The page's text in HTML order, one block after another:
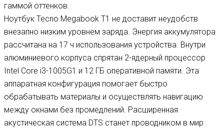
гаммой оттенков.
Ноутбук Tecno Megabook T1 не доставит неудобств
внезапно низким уровнем заряда. Энергия аккумулятора
рассчитана на 17 ч использования устройства. Внутри
алюминиевого корпуса спрятан 2-ядерный процессор
Intel Core i3-1005G1 и 12 ГБ оперативной памяти. Эта
аппаратная конфигурация помогает быстро
обрабатывать материалы и осуществлять навигацию
между окнами без промедлений. Расширенная
акустическая система DTS станет проводником в мир